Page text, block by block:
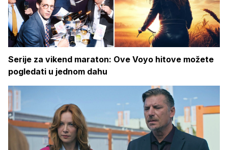
Serije za vikend maraton: Ove Voyo hitove možete
pogledati u jednom dahu